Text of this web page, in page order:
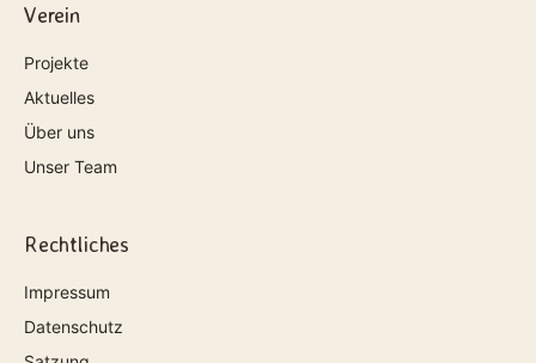
Verein
Projekte
Aktuelles
Über uns
Unser Team
Rechtliches
Impressum
Datenschutz